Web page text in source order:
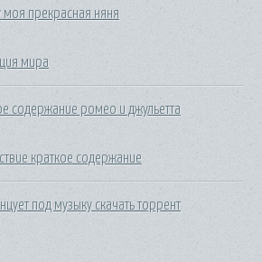
моя прекрасная няня
мира
содержание ромео и джульетта
краткое содержание
под музыку скачать торрент